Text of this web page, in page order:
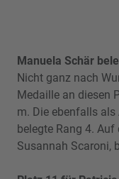
Manuela Schär
Nicht ganz nach
Medaille an diesen
m. Die ebenfalls
belegte Rang 4.
Susannah Scaroni,